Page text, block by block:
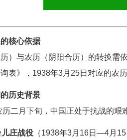
核心依据
）与农历（阴阳合历）的转换需
表》，1938年3月25日对应的农
历史背景
历二月下旬，中国正处于抗战的艰
儿庄战役 （1938年3月16日—4月